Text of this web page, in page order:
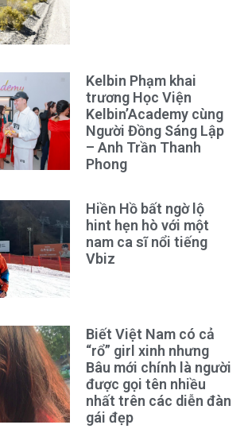
Kelbin Phạm khai
trương Học Viện
Kelbin’Academy cùng
Người Đồng Sáng Lập
– Anh Trần Thanh
Phong
Hiền Hồ bất ngờ lộ
hint hẹn hò với một
nam ca sĩ nổi tiếng
Vbiz
Biết Việt Nam có cả
“rổ” girl xinh nhưng
Bâu mới chính là người
được gọi tên nhiều
nhất trên các diễn đàn
gái đẹp